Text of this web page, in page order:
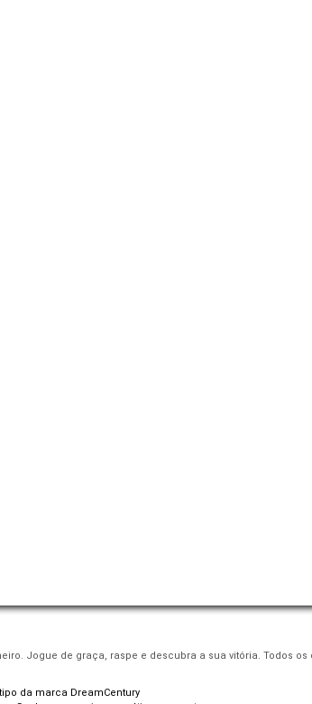
Jogue de graça, raspe e descubra a sua vitória. Todos